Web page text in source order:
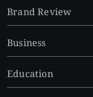
Brand Review
Business
Education